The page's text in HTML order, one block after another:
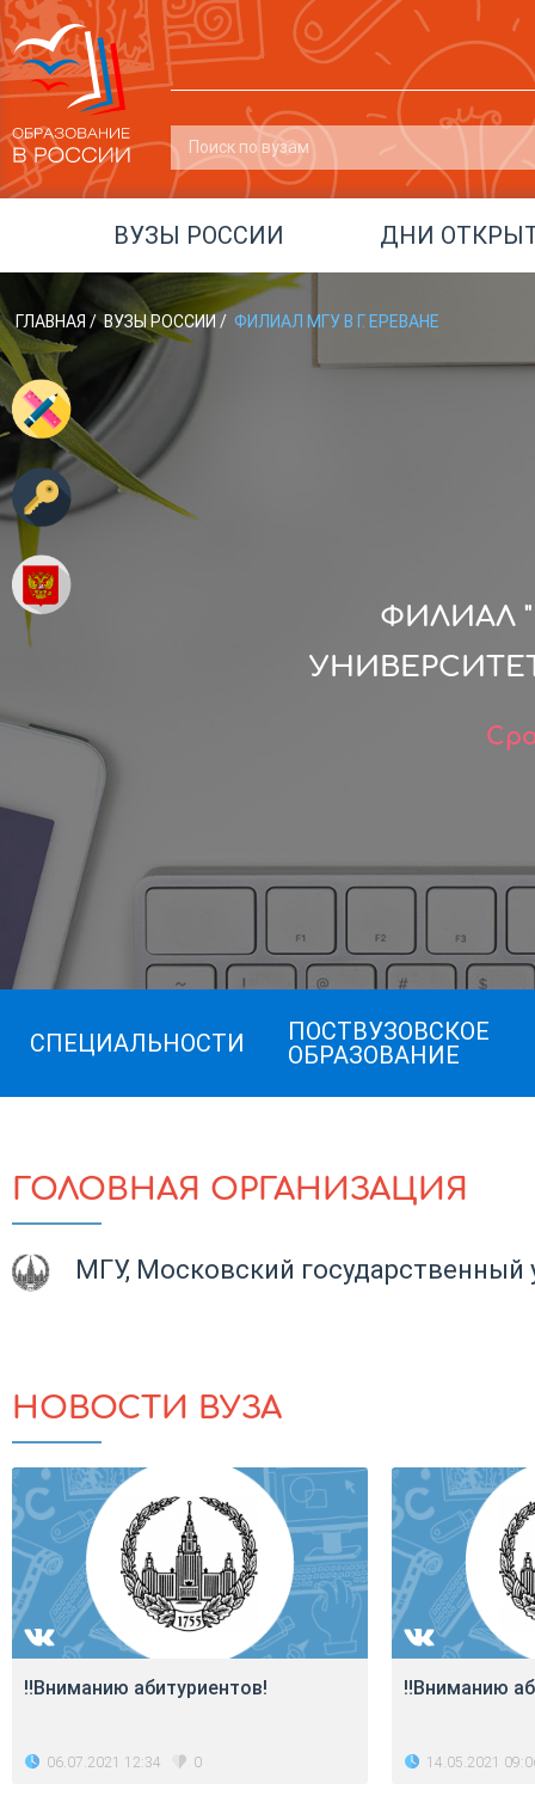
ВУЗЫ РОССИИ ДНИ
ГЛАВНАЯ / ВУЗЫ РОССИИ / ФИЛИАЛ МГУ В Г. ЕРЕВАНЕ
ФИЛИАЛ
СПЕЦИАЛЬНОСТИ
ПОСТВУЗОВСКОЕ
ОБРАЗОВАНИЕ
ГОЛОВНАЯ ОРГАНИЗАЦИЯ
МГУ, Московский
НОВОСТИ ВУЗА
‼Вниманию абитуриентов!
06.07.2021 12:34 0
‼Вниманию
14.05.2021